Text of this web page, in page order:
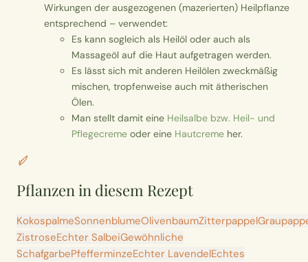
Wirkungen der ausgezogenen (mazerierten) Heilpflanze
entsprechend – verwendet:
Es kann sogleich als Heilöl oder auch als
Massageöl auf die Haut aufgetragen werden.
Es lässt sich mit anderen Heilölen zweckmäßig
mischen, tropfenweise auch mit ätherischen
Ölen.
Man stellt damit eine Heilsalbe bzw. Heil- und
Pflegecreme oder eine Hautcreme her.
Pflanzen in diesem Rezept
KokospalmeSonnenblumeOlivenbaumZitterpappel
ZistroseEchter SalbeiGewöhnliche
SchafgarbePfefferminzeEchter LavendelEchtes